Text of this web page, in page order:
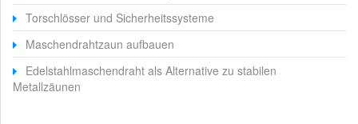
Torschlösser und Sicherheitssysteme
Maschendrahtzaun aufbauen
Edelstahlmaschendraht als Alternative zu stabilen
Metallzäunen